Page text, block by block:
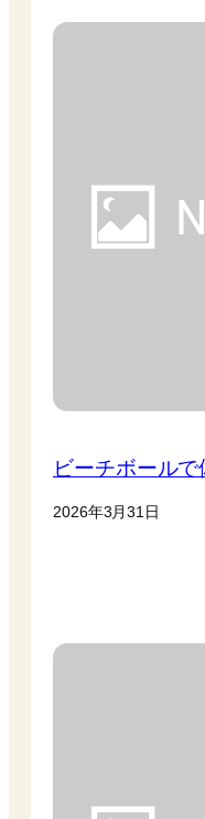
ビーチボールで
2026年3月31日